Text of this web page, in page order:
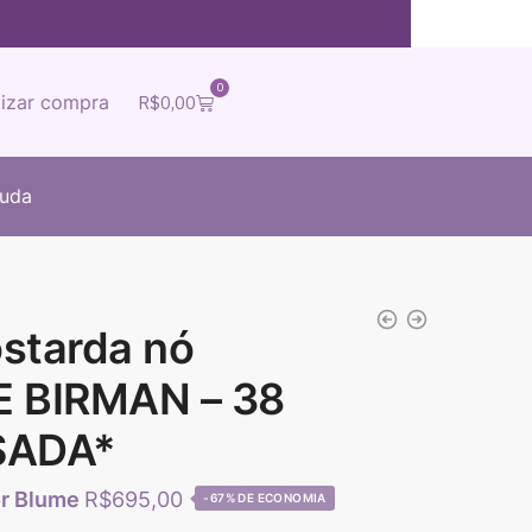
R$0,00
0
compra
nó
BIRMAN – 38
R$695,00 -67%